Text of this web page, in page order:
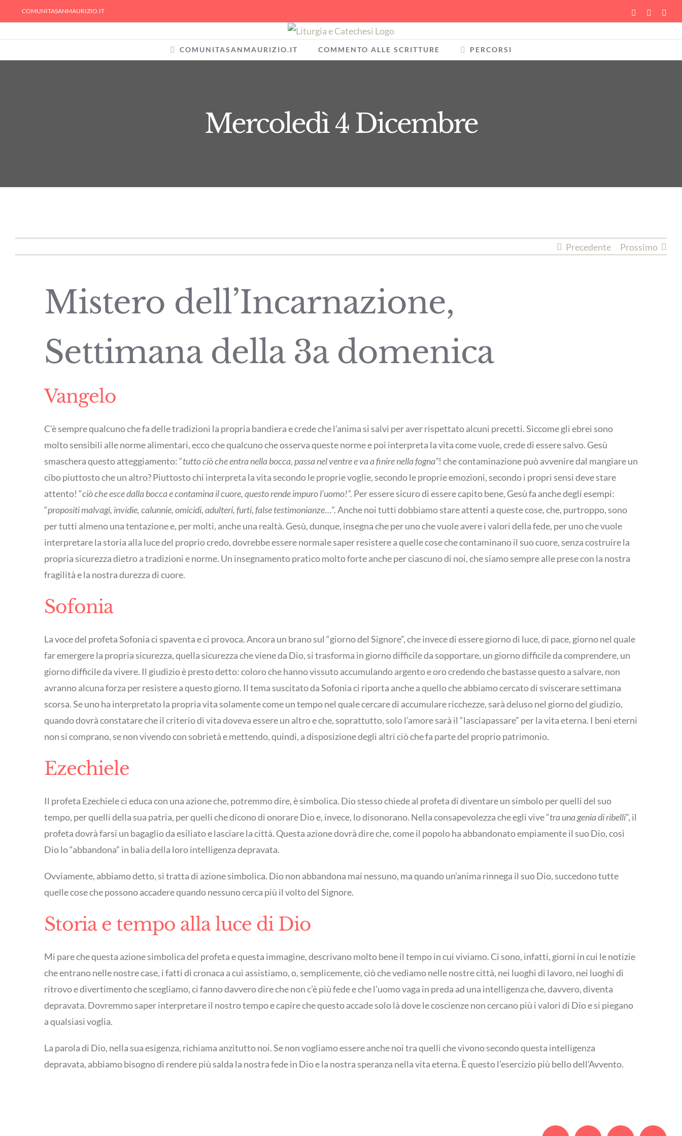
to
content
COMUNITASANMAURIZIO.IT YouTubeFacebook
COMUNITASANMAURIZIO.IT COMMENTO ALLE SCRITTURE PERCORSI
Mercoledì 4 Dicembre
Precedente Prossimo
Mistero dell’Incarnazione,
Settimana della 3a domenica
Vangelo
C’è sempre qualcuno che fa delle tradizioni la propria bandiera e crede che l’anima si salvi per aver rispettato alcuni precetti. Siccome gli ebrei sono
molto sensibili alle norme alimentari, ecco che qualcuno che osserva queste norme e poi interpreta la vita come vuole, crede di essere salvo. Gesù
smaschera questo atteggiamento: “tutto ciò che entra nella bocca, passa nel ventre e va a finire nella fogna”! che contaminazione può avvenire dal mangiare un
cibo piuttosto che un altro? Piuttosto chi interpreta la vita secondo le proprie voglie, secondo le proprie emozioni, secondo i propri sensi deve stare
attento! “ciò che esce dalla bocca e contamina il cuore, questo rende impuro l’uomo!”. Per essere sicuro di essere capito bene, Gesù fa anche degli esempi:
“propositi malvagi, invidie, calunnie, omicidi, adulteri, furti, false testimonianze…”. Anche noi tutti dobbiamo stare attenti a queste cose, che, purtroppo, sono
per tutti almeno una tentazione e, per molti, anche una realtà. Gesù, dunque, insegna che per uno che vuole avere i valori della fede, per uno che vuole
interpretare la storia alla luce del proprio credo, dovrebbe essere normale saper resistere a quelle cose che contaminano il suo cuore, senza costruire la
propria sicurezza dietro a tradizioni e norme. Un insegnamento pratico molto forte anche per ciascuno di noi, che siamo sempre alle prese con la nostra
fragilità e la nostra durezza di cuore.
Sofonia
La voce del profeta Sofonia ci spaventa e ci provoca. Ancora un brano sul “giorno del Signore”, che invece di essere giorno di luce, di pace, giorno nel quale
far emergere la propria sicurezza, quella sicurezza che viene da Dio, si trasforma in giorno difficile da sopportare, un giorno difficile da comprendere, un
giorno difficile da vivere. Il giudizio è presto detto: coloro che hanno vissuto accumulando argento e oro credendo che bastasse questo a salvare, non
avranno alcuna forza per resistere a questo giorno. Il tema suscitato da Sofonia ci riporta anche a quello che abbiamo cercato di sviscerare settimana
scorsa. Se uno ha interpretato la propria vita solamente come un tempo nel quale cercare di accumulare ricchezze, sarà deluso nel giorno del giudizio,
quando dovrà constatare che il criterio di vita doveva essere un altro e che, soprattutto, solo l’amore sarà il “lasciapassare” per la vita eterna. I beni eterni
non si comprano, se non vivendo con sobrietà e mettendo, quindi, a disposizione degli altri ciò che fa parte del proprio patrimonio.
Ezechiele
Il profeta Ezechiele ci educa con una azione che, potremmo dire, è simbolica. Dio stesso chiede al profeta di diventare un simbolo per quelli del suo
tempo, per quelli della sua patria, per quelli che dicono di onorare Dio e, invece, lo disonorano. Nella consapevolezza che egli vive “tra una genia di ribelli”, il
profeta dovrà farsi un bagaglio da esiliato e lasciare la città. Questa azione dovrà dire che, come il popolo ha abbandonato empiamente il suo Dio, così
Dio lo “abbandona” in balia della loro intelligenza depravata.
Ovviamente, abbiamo detto, si tratta di azione simbolica. Dio non abbandona mai nessuno, ma quando un’anima rinnega il suo Dio, succedono tutte
quelle cose che possono accadere quando nessuno cerca più il volto del Signore.
Storia e tempo alla luce di Dio
Mi pare che questa azione simbolica del profeta e questa immagine, descrivano molto bene il tempo in cui viviamo. Ci sono, infatti, giorni in cui le notizie
che entrano nelle nostre case, i fatti di cronaca a cui assistiamo, o, semplicemente, ciò che vediamo nelle nostre città, nei luoghi di lavoro, nei luoghi di
ritrovo e divertimento che scegliamo, ci fanno davvero dire che non c’è più fede e che l’uomo vaga in preda ad una intelligenza che, davvero, diventa
depravata. Dovremmo saper interpretare il nostro tempo e capire che questo accade solo là dove le coscienze non cercano più i valori di Dio e si piegano
a qualsiasi voglia.
La parola di Dio, nella sua esigenza, richiama anzitutto noi. Se non vogliamo essere anche noi tra quelli che vivono secondo questa intelligenza
depravata, abbiamo bisogno di rendere più salda la nostra fede in Dio e la nostra speranza nella vita eterna. È questo l’esercizio più bello dell’Avvento.